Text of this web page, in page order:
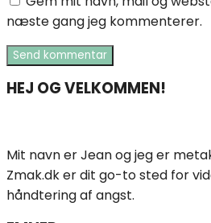
næste gang jeg kommenterer.
HEJ OG VELKOMMEN!
Mit navn er Jean og jeg er
Zmak.dk er dit go-to sted for
håndtering af angst.